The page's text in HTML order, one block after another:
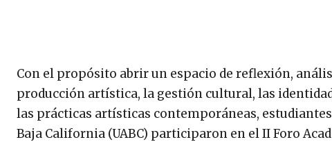
Con el propósito abrir un espacio de reflexión,
producción artística, la gestión cultural, las
las prácticas artísticas contemporáneas,
Baja California (UABC) participaron en el II Foro